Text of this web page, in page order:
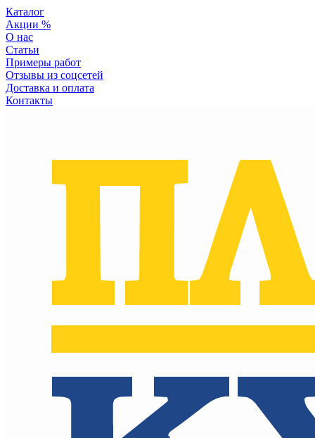
Каталог
Акции %
О нас
Статьи
Примеры работ
Отзывы из соцсетей
Доставка и оплата
Контакты